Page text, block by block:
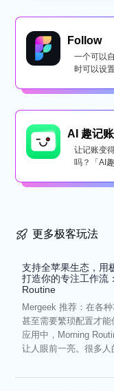
Follow
一个可以
时可以设
AI 趣记账
让记账变
吗？「AI
更多极客玩法
支持全苹果生态，用
打造你的专注工作流
Routine
Mergeek 推荐：在各种
甚至需要繁琐配置才能
应用中，Morning
让人眼前一亮。很多人